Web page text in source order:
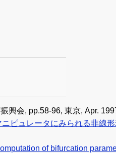
興会, pp.58-96, 東京, Apr.
ピュレータにみられる非線形
of bifurcation